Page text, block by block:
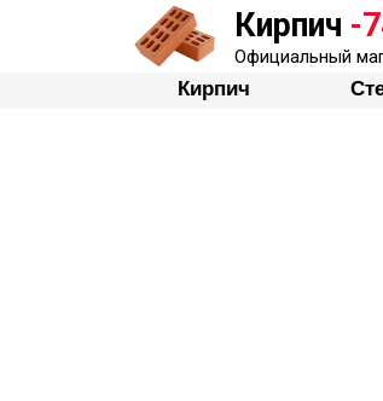
Официальный
Кирпич -
Кирпич
Кирпич